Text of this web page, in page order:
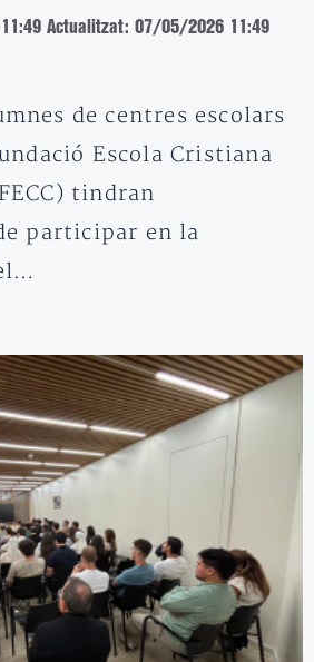
Actualitzat: 07/05/2026 11:49
de centres escolars
Escola Cristiana
tindran
participar en la